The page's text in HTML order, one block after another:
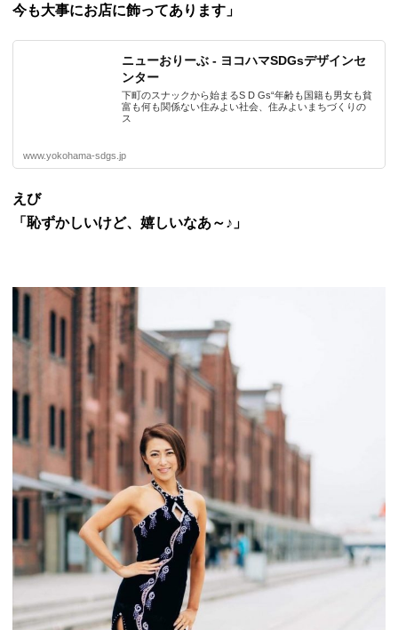
今も大事にお店に飾ってあります」
ニューおりーぶ - ヨコハマSDGsデザインセ
ンター
下町のスナックから始まるS D Gs“年齢も国籍も男女も貧
富も何も関係ない住みよい社会、住みよいまちづくりの
ス
www.yokohama-sdgs.jp
えび
「恥ずかしいけど、嬉しいなあ～♪」